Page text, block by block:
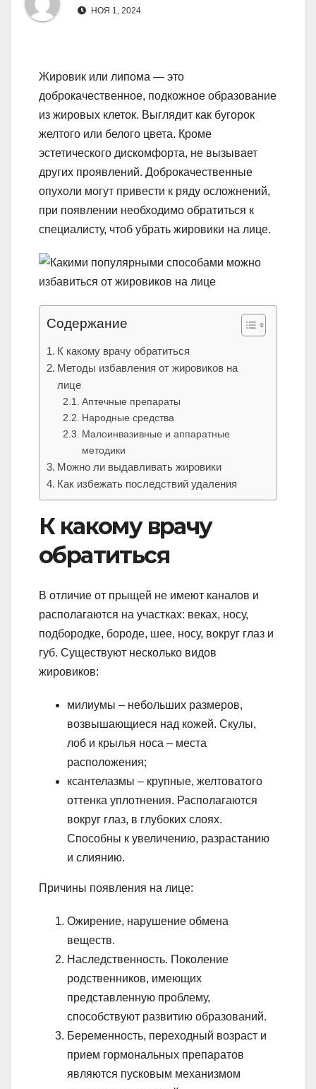
НОЯ 1, 2024
Жировик или липома — это
доброкачественное, подкожное образование
из жировых клеток. Выглядит как бугорок
желтого или белого цвета. Кроме
эстетического дискомфорта, не вызывает
других проявлений. Доброкачественные
опухоли могут привести к ряду осложнений,
при появлении необходимо обратиться к
специалисту, чтоб убрать жировики на лице.
Содержание
К какому врачу обратиться
Методы избавления от жировиков на
лице
Аптечные препараты
Народные средства
Малоинвазивные и аппаратные
методики
Можно ли выдавливать жировики
Как избежать последствий удаления
К какому врачу
обратиться
В отличие от прыщей не имеют каналов и
располагаются на участках: веках, носу,
подбородке, бороде, шее, носу, вокруг глаз и
губ. Существуют несколько видов
жировиков:
милиумы – небольших размеров,
возвышающиеся над кожей. Скулы,
лоб и крылья носа – места
расположения;
ксантелазмы – крупные, желтоватого
оттенка уплотнения. Располагаются
вокруг глаз, в глубоких слоях.
Способны к увеличению, разрастанию
и слиянию.
Причины появления на лице:
Ожирение, нарушение обмена
веществ.
Наследственность. Поколение
родственников, имеющих
представленную проблему,
способствуют развитию образований.
Беременность, переходный возраст и
прием гормональных препаратов
являются пусковым механизмом